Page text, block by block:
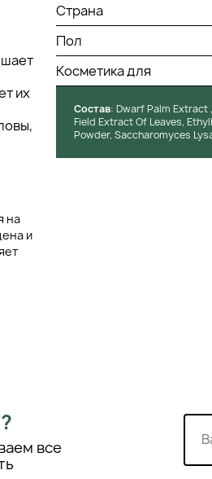
их
на
и
Страна
Пол
Косметика для
Состав: Dwarf Palm Extract
Field Extract Of Leaves,
Powder, Saccharomyces
все